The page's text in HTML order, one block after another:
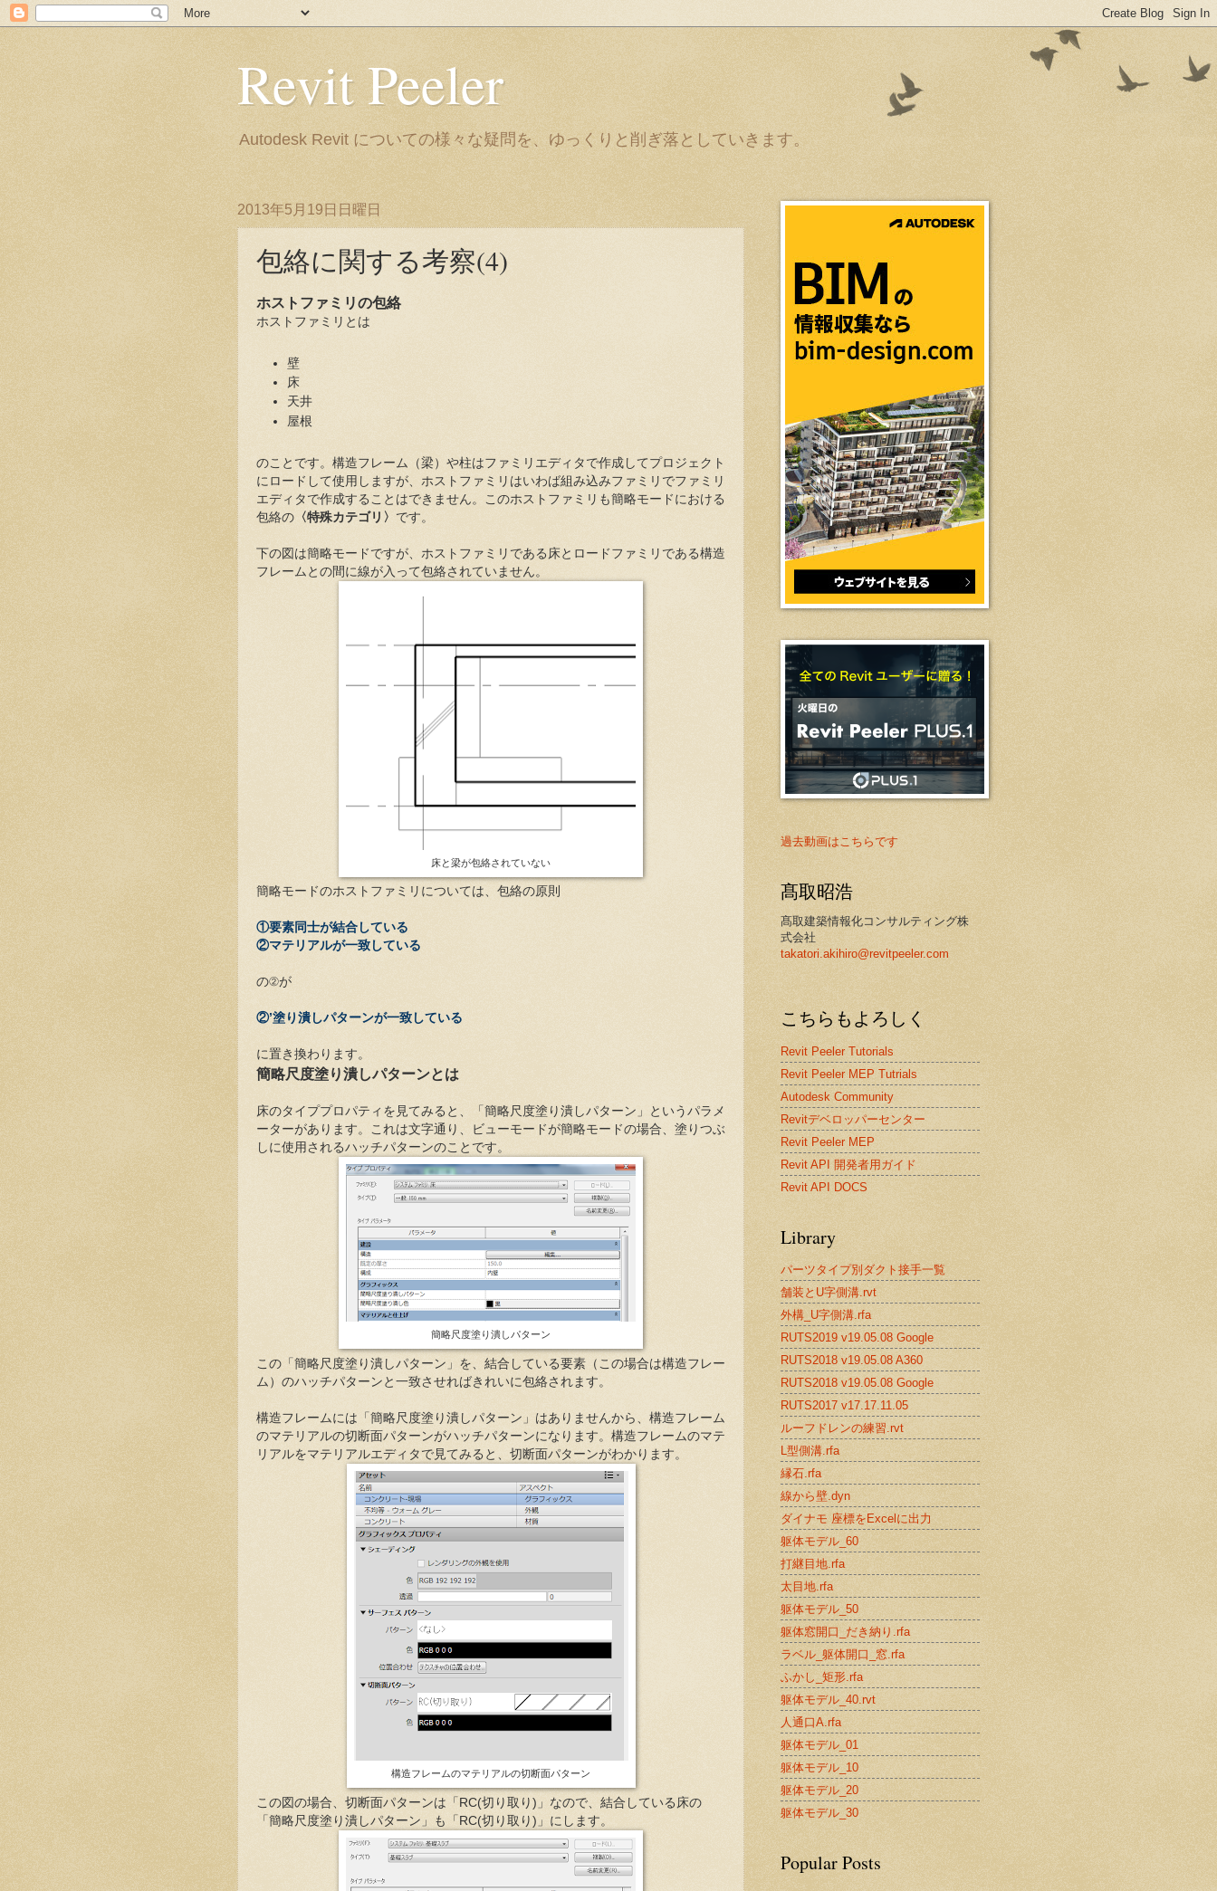
Revit Peeler
Autodesk Revit についての様々な疑問を、ゆっくりと削ぎ落としていきます。
2013年5月19日日曜日
包絡に関する考察(4)
ホストファミリの包絡
ホストファミリとは
壁
床
天井
屋根
のことです。構造フレーム（梁）や柱はファミリエディタで作成してプロジェクト
にロードして使用しますが、ホストファミリはいわば組み込みファミリでファミリ
エディタで作成することはできません。このホストファミリも簡略モードにおける
包絡の 〈特殊カテゴリ〉 です。
下の図は簡略モードですが、ホストファミリである床とロードファミリである構造
フレームとの間に線が入って包絡されていません。
床と梁が包絡されていない
簡略モードのホストファミリについては、包絡の原則
①要素同士が結合している
②マテリアルが一致している
の②が
②’塗り潰しパターンが一致している
に置き換わります。
簡略尺度塗り潰しパターンとは
床のタイププロパティを見てみると、「簡略尺度塗り潰しパターン」というパラメ
ーターがあります。これは文字通り、ビューモードが簡略モードの場合、塗りつぶ
しに使用されるハッチパターンのことです。
簡略尺度塗り潰しパターン
この「簡略尺度塗り潰しパターン」を、結合している要素（この場合は構造フレー
ム）のハッチパターンと一致させればきれいに包絡されます。
構造フレームには「簡略尺度塗り潰しパターン」はありませんから、構造フレーム
のマテリアルの切断面パターンがハッチパターンになります。構造フレームのマテ
リアルをマテリアルエディタで見てみると、切断面パターンがわかります。
構造フレームのマテリアルの切断面パターン
この図の場合、切断面パターンは「RC(切り取り)」なので、結合している床の
「簡略尺度塗り潰しパターン」も「RC(切り取り)」にします。
過去動画はこちらです
髙取昭浩
髙取建築情報化コンサルティング株
式会社
takatori.akihiro@revitpeeler.com
こちらもよろしく
Revit Peeler Tutorials
Revit Peeler MEP Tutrials
Autodesk Community
Revitデベロッパーセンター
Revit Peeler MEP
Revit API 開発者用ガイド
Revit API DOCS
Library
パーツタイプ別ダクト接手一覧
舗装とU字側溝.rvt
外構_U字側溝.rfa
RUTS2019 v19.05.08 Google
RUTS2018 v19.05.08 A360
RUTS2018 v19.05.08 Google
RUTS2017 v17.17.11.05
ルーフドレンの練習.rvt
L型側溝.rfa
縁石.rfa
線から壁.dyn
ダイナモ 座標をExcelに出力
躯体モデル_60
打継目地.rfa
太目地.rfa
躯体モデル_50
躯体窓開口_だき納り.rfa
ラベル_躯体開口_窓.rfa
ふかし_矩形.rfa
躯体モデル_40.rvt
人通口A.rfa
躯体モデル_01
躯体モデル_10
躯体モデル_20
躯体モデル_30
Popular Posts